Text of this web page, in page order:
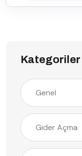
Kategoriler
Genel
Gider Açma